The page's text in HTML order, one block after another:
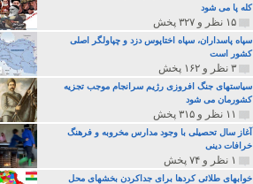
کله پا می شود
۱۵ نظر و ۳۲۷ پخش
سپاه پاسداران، سپاه اختاپوس دزد و چپاولگر اصلی
کشور است
۳ نظر و ۱۶۲ پخش
سیاستهای جنگ افروزی رژیم سرانجام موجب تجزیه
کشورمان می شود
۱۱ نظر و ۳۱۵ پخش
آغاز سال تحصیلی با وجود مدارس مخروبه و فرهنگ
خرافات دینی
۱ نظر و ۷۴ پخش
خوابهای طلائی کردها برای جداکردن بخشهای محل